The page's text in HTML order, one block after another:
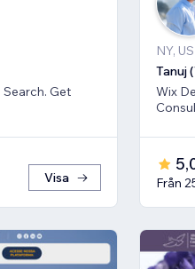
Get
Visa
NY, US
Tanuj
Wix
Från